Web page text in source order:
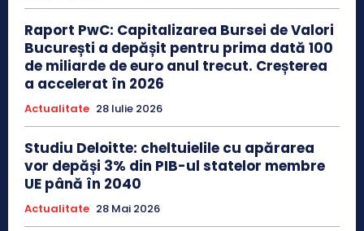
Raport PwC: Capitalizarea Bursei de Valori
București a depășit pentru prima dată 100
de miliarde de euro anul trecut. Creșterea
a accelerat în 2026
Actualitate 28 Iulie 2026
Studiu Deloitte: cheltuielile cu apărarea
vor depăși 3% din PIB-ul statelor membre
UE până în 2040
Actualitate 28 Mai 2026